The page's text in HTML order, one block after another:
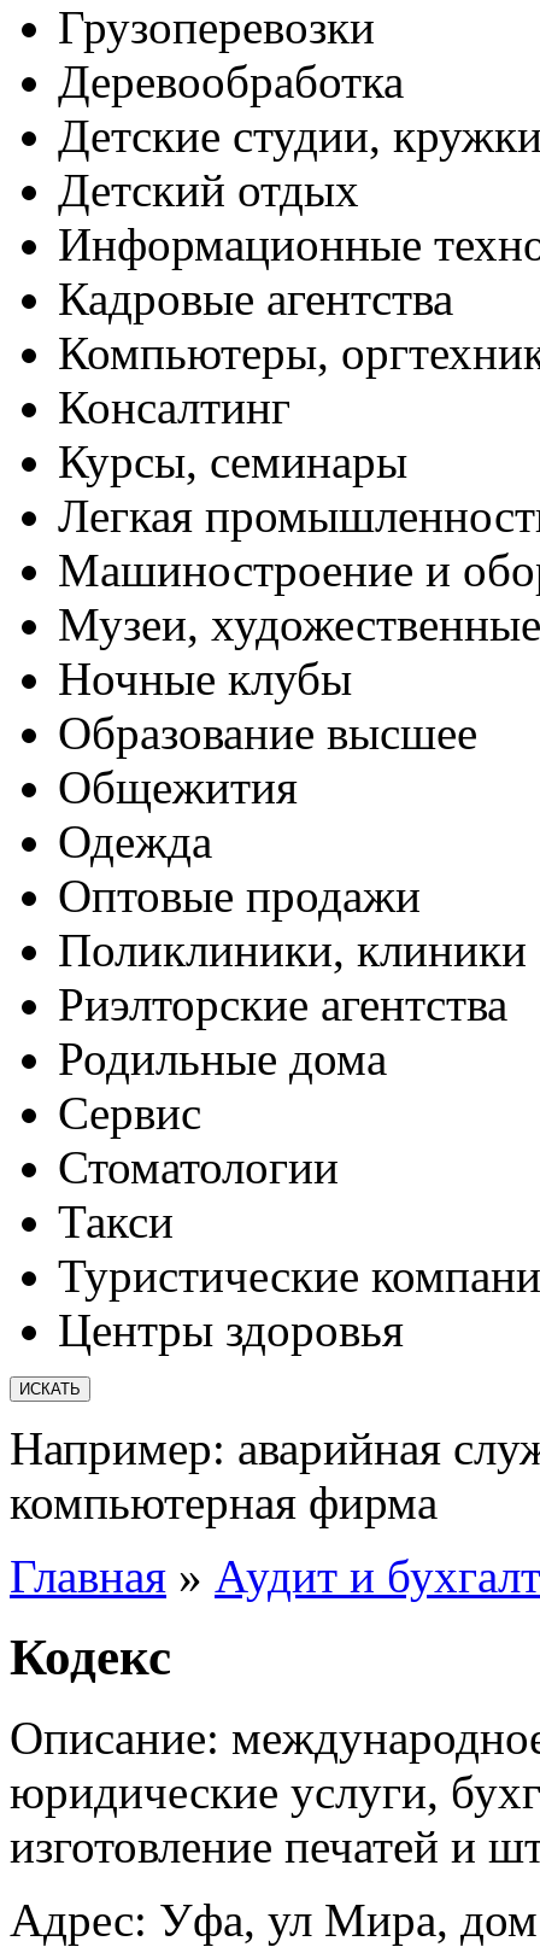
Грузоперевозки
Деревообработка
Детские студии,
Детский отдых
Информационные
Кадровые агентства
Компьютеры,
Консалтинг
Курсы, семинары
Легкая
Машиностроение и
Музеи,
Ночные клубы
Образование высшее
Общежития
Одежда
Оптовые продажи
Поликлиники, клиники
Риэлторские агентства
Родильные дома
Сервис
Стоматологии
Такси
Туристические
Центры здоровья
Например: аварийная
компьютерная фирма
Главная » Аудит и
Кодекс
Описание:
юридические услуги,
изготовление печатей и
Адрес: Уфа, ул Мира,